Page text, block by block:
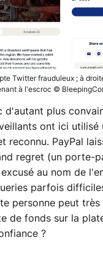
Twitter frauduleux ; à
à l'escroc ©
d'autant plus
ont ici utilisé
reconnu. PayPal
regret (un porte-
au nom de
parfois
personne peut
de fonds sur la
?